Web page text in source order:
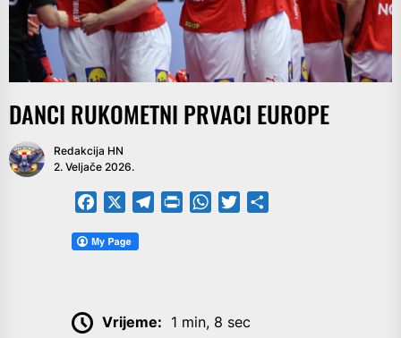
DANCI RUKOMETNI PRVACI EUROPE
Redakcija HN
2. Veljače 2026.
Facebook TelegramPrintFriendly
WhatsApp
Twitter
Vrijeme: 1 min, 8 sec